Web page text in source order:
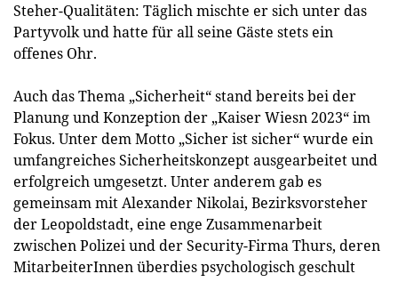
Steher-Qualitäten: Täglich mischte er sich unter das
Partyvolk und hatte für all seine Gäste stets ein
offenes Ohr.
Auch das Thema „Sicherheit“ stand bereits bei der
Planung und Konzeption der „Kaiser Wiesn 2023“ im
Fokus. Unter dem Motto „Sicher ist sicher“ wurde ein
umfangreiches Sicherheitskonzept ausgearbeitet und
erfolgreich umgesetzt. Unter anderem gab es
gemeinsam mit Alexander Nikolai, Bezirksvorsteher
der Leopoldstadt, eine enge Zusammenarbeit
zwischen Polizei und der Security-Firma Thurs, deren
MitarbeiterInnen überdies psychologisch geschult